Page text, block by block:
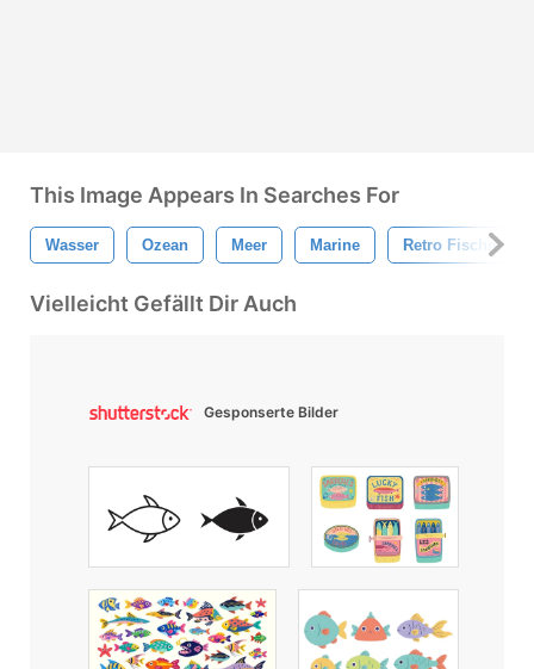
This Image Appears In Searches For
Wasser Ozean Meer Marine Retro
Vielleicht Gefällt Dir Auch
Gesponserte Bilder